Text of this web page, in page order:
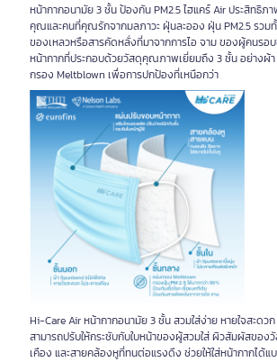
หน้ากากอนามัย 3 ชั้น ป้องกัน PM2.5 ไฮแคร์ Air ประสิทธิภ
คุณและคนที่คุณรักจากมลภาวะ ฝุ่นละออง ฝุ่น PM2.5 รวมทั้
ของเหลวหรือสารคัดหลั่งที่มาจากการไอ จาม ของผู้คนรอ
หน้ากากที่ประกอบด้วยวัสดุคุณภาพเยี่ยมถึง 3 ชั้น อย่างผ้
กรอง Meltblown เพื่อการปกป้องที่เหนือกว่า
Hi-Care Air หน้ากากอนามัย 3 ชั้น สวมใส่ง่าย หายใจสะด
สามารถปรับให้กระชับกับใบหน้าของผู้สวมใส่ ผิวสัมผัสของวั
เคือง และสายคล้องหูที่ทนต่อแรงดึง ช่วยให้ใส่หน้ากากได้แ